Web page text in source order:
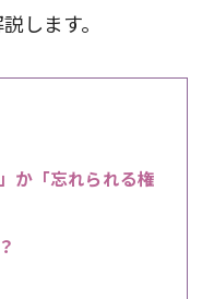
します。
か「忘れられる権